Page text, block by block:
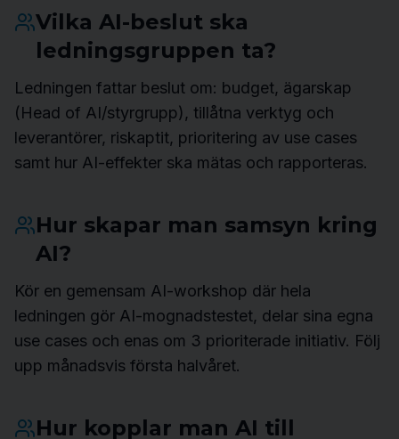
Vilka AI-beslut ska
ledningsgruppen ta?
Ledningen fattar beslut om: budget, ägarskap
(Head of AI/styrgrupp), tillåtna verktyg och
leverantörer, riskaptit, prioritering av use cases
samt hur AI-effekter ska mätas och rapporteras.
Hur skapar man samsyn kring
AI?
Kör en gemensam AI-workshop där hela
ledningen gör AI-mognadstestet, delar sina egna
use cases och enas om 3 prioriterade initiativ. Följ
upp månadsvis första halvåret.
Hur kopplar man AI till